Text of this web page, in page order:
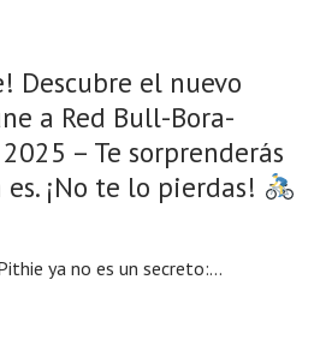
Descubre el nuevo
a Red Bull-Bora-
– Te sorprenderás
¡No te lo pierdas!
ya no es un secreto:...